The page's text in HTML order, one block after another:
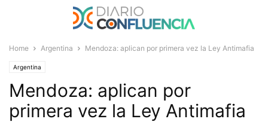
Home Argentina Mendoza: aplican por primera vez la Ley Antimafia
Argentina
Mendoza: aplican por
primera vez la Ley Antimafia